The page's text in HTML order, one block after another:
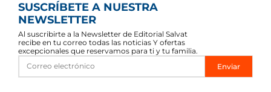
SUSCRÍBETE A NUESTRA
NEWSLETTER
Al suscribirte a la Newsletter de Editorial Salvat
recibe en tu correo todas las noticias Y ofertas
excepcionales que reservamos para ti y tu familia.
Enviar